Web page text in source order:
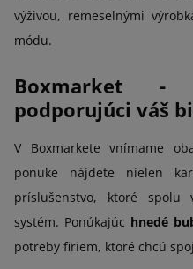
výživou, remeselnými
módu.
Boxmarket -
podporujúci váš
V Boxmarkete vnímame
ponuke nájdete nielen
príslušenstvo, ktoré spolu
systém. Ponúkajúc hnedé
potreby firiem, ktoré chcú